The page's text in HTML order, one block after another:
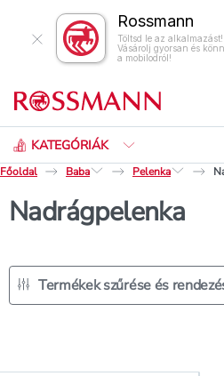
Rossmann
Töltsd le az alkalmazást!
Vásárolj gyorsan és
a mobilodról!
KATEGÓRIÁK
Keresés
Főoldal
Baba Pelenka
Nadrágpelenka
Termékek szűrése és